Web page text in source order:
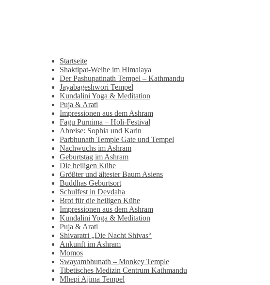
Startseite
Shaktipat-Weihe im Himalaya
Der Pashupatinath Tempel – Kathmandu
Jayabageshwori Tempel
Kundalini Yoga & Meditation
Puja & Arati
Impressionen aus dem Ashram
Fagu Purnima – Holi-Festival
Abreise: Sophia und Karin
Parbhunath Temple Gate und Tempel
Nachwuchs im Ashram
Geburtstag im Ashram
Die heiligen Kühe
Größter und ältester Baum Asiens
Buddhas Geburtsort
Schulfest in Devdaha
Brot für die heiligen Kühe
Impressionen aus dem Ashram
Kundalini Yoga & Meditation
Puja & Arati
Shivaratri „Die Nacht Shivas“
Ankunft im Ashram
Momos
Swayambhunath – Monkey Temple
Tibetisches Medizin Centrum Kathmandu
Mhepi Ajima Tempel